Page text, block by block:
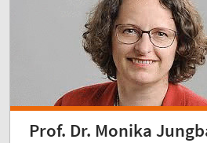
Prof. Dr. Monika